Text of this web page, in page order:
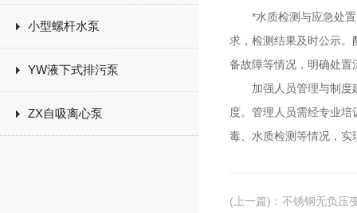
小型螺杆水泵
YW液下式排污泵
ZX自吸离心泵
*水质检测与应急处置
求，检测结果及时公示
备故障等情况，明确处
加强人员管理与制度建
度。管理人员需经专业
毒、水质检测等情况，实
(上一篇) ： 不锈钢无负压